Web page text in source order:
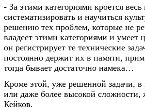
- За этими категориями кроется
систематизировать и научиться
решению тех проблем, которые не
владеет этими категориями и
он регистрирует те технические
постоянно держит их в памяти,
тогда бывает достаточно намека…
Кроме этой, уже решенной задачи,
или даже более высокой
Кейков.